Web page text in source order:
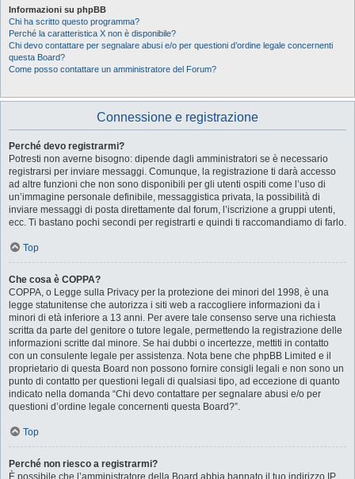
Informazioni su phpBB
Chi ha scritto questo programma?
Perché la caratteristica X non è disponibile?
Chi devo contattare per segnalare abusi e/o per questioni d’ordine legale concernenti
questa Board?
Come posso contattare un amministratore del Forum?
Connessione e registrazione
Perché devo registrarmi?
Potresti non averne bisogno: dipende dagli amministratori se è necessario
registrarsi per inviare messaggi. Comunque, la registrazione ti darà accesso
ad altre funzioni che non sono disponibili per gli utenti ospiti come l’uso di
un’immagine personale definibile, messaggistica privata, la possibilità di
inviare messaggi di posta direttamente dal forum, l’iscrizione a gruppi utenti,
ecc. Ti bastano pochi secondi per registrarti e quindi ti raccomandiamo di farlo.
Top
Che cosa è COPPA?
COPPA, o Legge sulla Privacy per la protezione dei minori del 1998, è una
legge statunitense che autorizza i siti web a raccogliere informazioni da i
minori di età inferiore a 13 anni. Per avere tale consenso serve una richiesta
scritta da parte del genitore o tutore legale, permettendo la registrazione delle
informazioni scritte dal minore. Se hai dubbi o incertezze, mettiti in contatto
con un consulente legale per assistenza. Nota bene che phpBB Limited e il
proprietario di questa Board non possono fornire consigli legali e non sono un
punto di contatto per questioni legali di qualsiasi tipo, ad eccezione di quanto
indicato nella domanda “Chi devo contattare per segnalare abusi e/o per
questioni d’ordine legale concernenti questa Board?”.
Top
Perché non riesco a registrarmi?
È possibile che l’amministratore della Board abbia bannato il tuo indirizzo IP